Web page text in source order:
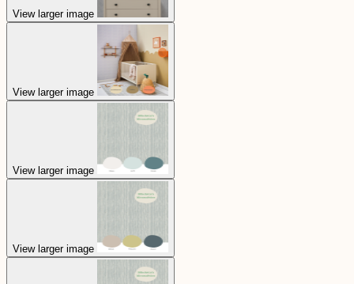
View larger image
View larger image
View larger image
View larger image